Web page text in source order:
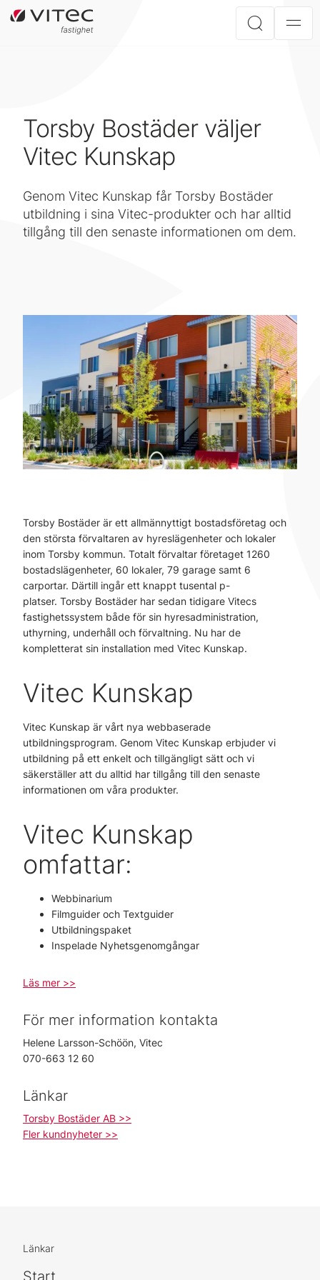
Torsby Bostäder väljer
Vitec Kunskap
Genom Vitec Kunskap får Torsby Bostäder
utbildning i sina Vitec-produkter och har alltid
tillgång till den senaste informationen om dem.
Torsby Bostäder är ett allmännyttigt bostadsföretag och
den största förvaltaren av hyreslägenheter och lokaler
inom Torsby kommun. Totalt förvaltar företaget 1260
bostadslägenheter, 60 lokaler, 79 garage samt 6
carportar. Därtill ingår ett knappt tusental p-
platser. Torsby Bostäder har sedan tidigare Vitecs
fastighetssystem både för sin hyresadministration,
uthyrning, underhåll och förvaltning. Nu har de
kompletterat sin installation med Vitec Kunskap.
Vitec Kunskap
Vitec Kunskap är vårt nya webbaserade
utbildningsprogram. Genom Vitec Kunskap erbjuder vi
utbildning på ett enkelt och tillgängligt sätt och vi
säkerställer att du alltid har tillgång till den senaste
informationen om våra produkter.
Vitec Kunskap
omfattar:
Webbinarium
Filmguider och Textguider
Utbildningspaket
Inspelade Nyhetsgenomgångar
Läs mer >>
För mer information kontakta
Helene Larsson-Schöön, Vitec
070-663 12 60
Länkar
Torsby Bostäder AB >>
Fler kundnyheter >>
Länkar
Start